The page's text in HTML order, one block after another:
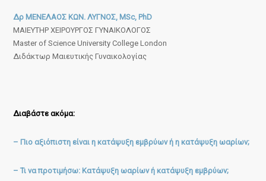
Δρ ΜΕΝΕΛΑΟΣ ΚΩΝ. ΛΥΓΝΟΣ, MSc, PhD
ΜΑΙΕΥΤΗΡ ΧΕΙΡΟΥΡΓΟΣ ΓΥΝΑΙΚΟΛΟΓΟΣ
Master of Science University College London
Διδάκτωρ Μαιευτικής Γυναικολογίας
Διαβάστε ακόμα:
– Πιο αξιόπιστη είναι η κατάψυξη εμβρύων ή η κατάψυξη ωαρίων;
– Τι να προτιμήσω: Κατάψυξη ωαρίων ή κατάψυξη εμβρύων;